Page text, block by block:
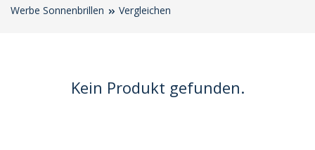
Werbe Sonnenbrillen Vergleichen
Kein Produkt gefunden.